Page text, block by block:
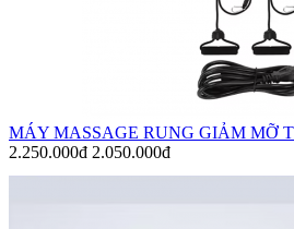
MÁY MASSAGE RUNG GIẢM MỠ
2.250.000đ 2.050.000đ